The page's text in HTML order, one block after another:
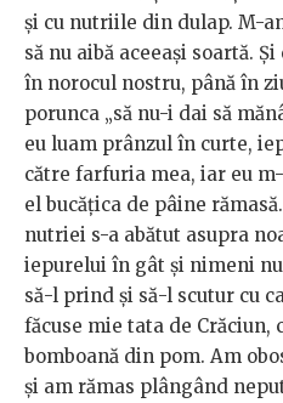
și cu nutriile din dulap. M-
să nu aibă aceeași soartă.
în norocul nostru, până în
porunca „să nu-i dai să
eu luam prânzul în curte,
către farfuria mea, iar eu
el bucățica de pâine
nutriei s-a abătut asupra
iepurelui în gât și nimeni
să-l prind și să-l scutur cu
făcuse mie tata de Crăciun,
bomboană din pom. Am
și am rămas plângând